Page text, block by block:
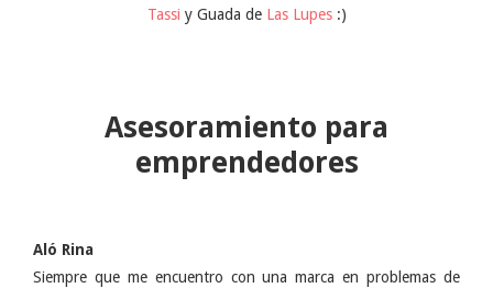
Tassi y Guada de Las Lupes:)
Asesoramiento para
emprendedores
Aló Rina
Siempre que me encuentro con una marca en problemas de